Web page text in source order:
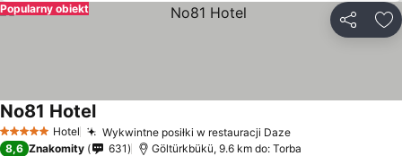
Popularny obiekt
5 KategoriaHotel Wykwintne posiłki w restauracji Daze
No81 Hotel
8,6 Znakomity 631 Göltürkbükü, 9.6 km do: Torba